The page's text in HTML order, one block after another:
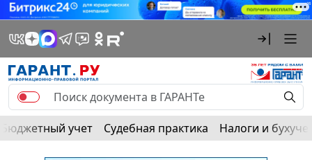
Бюджетный учет Судебная практика Налоги и